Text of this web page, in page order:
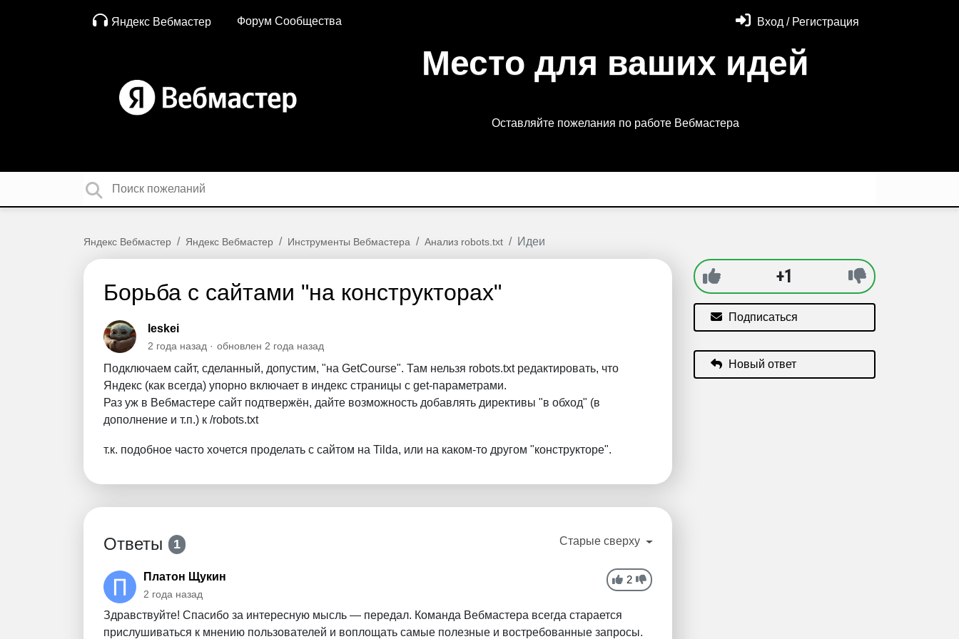
Яндекс Вебмастер Форум Сообщества Вход / Регистрация
Место для ваших идей
Оставляйте пожелания по работе Вебмастера
Яндекс Вебмастер Яндекс Вебмастер Инструменты Вебмастера Анализ robots.txt Идеи
Борьба с сайтами "на конструкторах"
leskei
2 года назад обновлен 2 года назад
Подключаем сайт, сделанный, допустим, "на GetCourse". Там нельзя robots.txt редактировать, что
Яндекс (как всегда) упорно включает в индекс страницы с get-параметрами.
Раз уж в Вебмастере сайт подтвержён, дайте возможность добавлять директивы "в обход" (в
дополнение и т.п.) к /robots.txt
т.к. подобное часто хочется проделать с сайтом на Tilda, или на каком-то другом "конструкторе".
+1
Подписаться
Новый ответ
Ответы 1 Старые сверху
2
Платон Щукин
2 года назад
Здравствуйте! Спасибо за интересную мысль — передал. Команда Вебмастера всегда старается
прислушиваться к мнению пользователей и воплощать самые полезные и востребованные запросы.